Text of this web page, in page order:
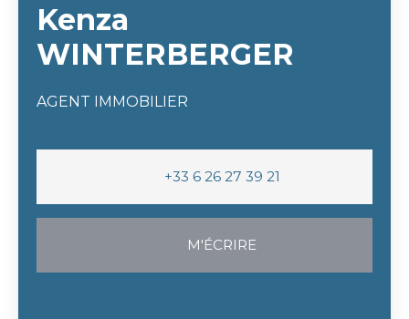
Kenza
WINTERBERGER
AGENT IMMOBILIER
+33 6 26 27 39 21
M'ÉCRIRE